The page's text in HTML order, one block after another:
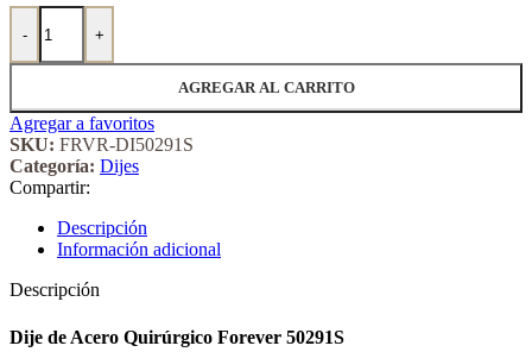
-
Dije de Acero Quirúrgico Forever 50291S cantidad
+
AGREGAR AL CARRITO
Agregar a favoritos
SKU: FRVR-DI50291S
Categoría: Dijes
Compartir:
Descripción
Información adicional
Descripción
Dije de Acero Quirúrgico Forever 50291S